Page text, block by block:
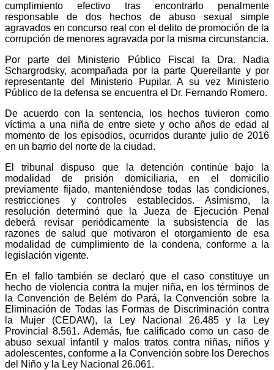
cumplimiento efectivo tras encontrarlo penalmente
responsable de dos hechos de abuso sexual simple
agravados en concurso real con el delito de promoción de la
corrupción de menores agravada por la misma circunstancia.
Por parte del Ministerio Público Fiscal la Dra. Nadia
Schargrodsky, acompañada por la parte Querellante y por
representante del Ministerio Pupilar. A su vez Ministerio
Público de la defensa se encuentra el Dr. Fernando Romero.
De acuerdo con la sentencia, los hechos tuvieron como
víctima a una niña de entre siete y ocho años de edad al
momento de los episodios, ocurridos durante julio de 2016
en un barrio del norte de la ciudad.
El tribunal dispuso que la detención continúe bajo la
modalidad de prisión domiciliaria, en el domicilio
previamente fijado, manteniéndose todas las condiciones,
restricciones y controles establecidos. Asimismo, la
resolución determinó que la Jueza de Ejecución Penal
deberá revisar periódicamente la subsistencia de las
razones de salud que motivaron el otorgamiento de esa
modalidad de cumplimiento de la condena, conforme a la
legislación vigente.
En el fallo también se declaró que el caso constituye un
hecho de violencia contra la mujer niña, en los términos de
la Convención de Belém do Pará, la Convención sobre la
Eliminación de Todas las Formas de Discriminación contra
la Mujer (CEDAW), la Ley Nacional 26.485 y la Ley
Provincial 8.561. Además, fue calificado como un caso de
abuso sexual infantil y malos tratos contra niñas, niños y
adolescentes, conforme a la Convención sobre los Derechos
del Niño y la Ley Nacional 26.061.